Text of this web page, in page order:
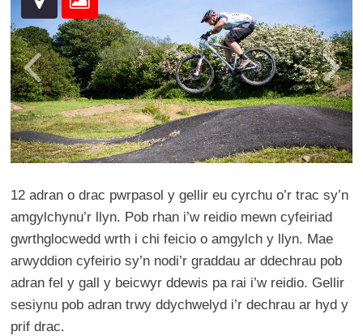
12 adran o drac pwrpasol y gellir eu cyrchu o’r trac sy’n
amgylchynu’r llyn. Pob rhan i’w reidio mewn cyfeiriad
gwrthglocwedd wrth i chi feicio o amgylch y llyn. Mae
arwyddion cyfeirio sy’n nodi’r graddau ar ddechrau pob
adran fel y gall y beicwyr ddewis pa rai i’w reidio. Gellir
sesiynu pob adran trwy ddychwelyd i’r dechrau ar hyd y
prif drac.